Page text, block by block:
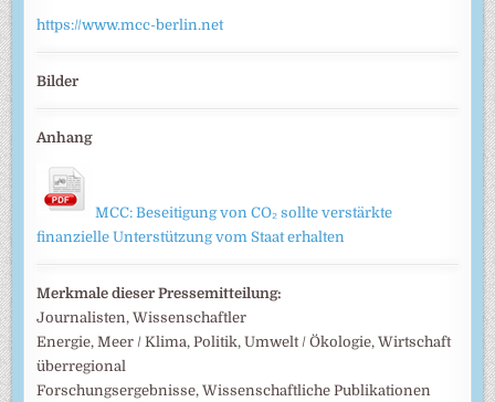
https://www.mcc-berlin.net
Bilder
Anhang
MCC: Beseitigung von CO₂ sollte verstärkte
finanzielle Unterstützung vom Staat erhalten
Merkmale dieser Pressemitteilung:
Journalisten, Wissenschaftler
Energie, Meer / Klima, Politik, Umwelt / Ökologie, Wirtschaft
überregional
Forschungsergebnisse, Wissenschaftliche Publikationen